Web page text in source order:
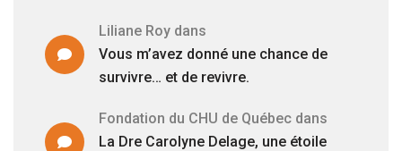
Liliane Roydans
Vous m’avez donné une chance de
survivre… et de revivre.
Fondation du CHU de Québecdans
La Dre Carolyne Delage, une étoile